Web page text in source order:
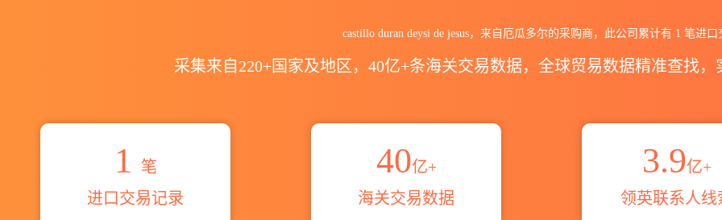
castillo duran deysi de jesus，来自厄瓜多尔的采购商，此公司累计有 1 笔进口
采集来自220+国家及地区，40亿+条海关交易数据，全球贸易数据精准查找
1
笔
进口交易记录
40亿+
海关交易数据
3.9亿+
领英联系人线